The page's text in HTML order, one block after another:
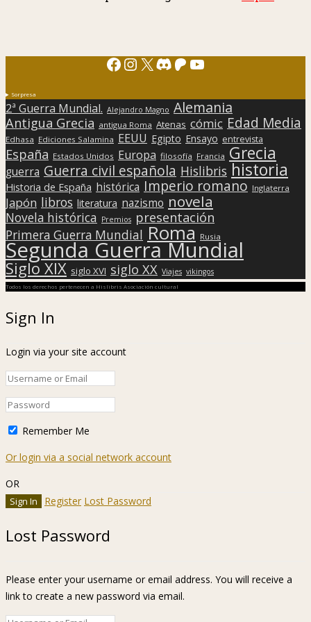
Facebook
Instagram
X Discord
Patreon
YouTube
Sorpresa
2ª Guerra Mundial. Alejandro Magno Alemania
Antigua Grecia antigua Roma Atenas cómic Edad Media
Edhasa Ediciones Salamina EEUU Egipto Ensayo entrevista
España Estados Unidos Europa filosofía Francia Grecia
guerra Guerra civil española Hislibris historia
Historia de España histórica Imperio romano Inglaterra
Japón libros literatura nazismo novela
Novela histórica Premios presentación
Primera Guerra Mundial Roma Rusia
Segunda Guerra Mundial
Siglo XIX siglo XVI siglo XX Viajes vikingos
Todos los derechos pertenecen a Hislibris Asociación cultural
Sign In
Login via your site account
Remember Me
Or login via a social network account
OR
Register Lost Password
Lost Password
Please enter your username or email address. You will receive a
link to create a new password via email.